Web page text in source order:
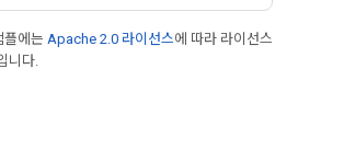
플에는 Apache 2.0 라이선스에 따라 라이선스
니다.